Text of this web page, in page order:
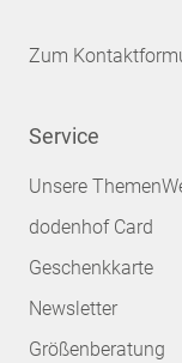
Zum
Service
Unsere
dodenhof Card
Geschenkkarte
Newsletter
Größenberatung